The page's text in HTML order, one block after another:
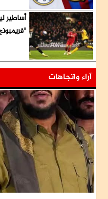
أساطير
آراء واتجاهات